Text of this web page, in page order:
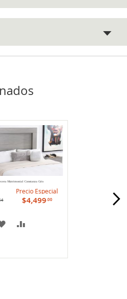
Matrimonial Constanza Gris
Precio Especial
$4,499.00
LISTA